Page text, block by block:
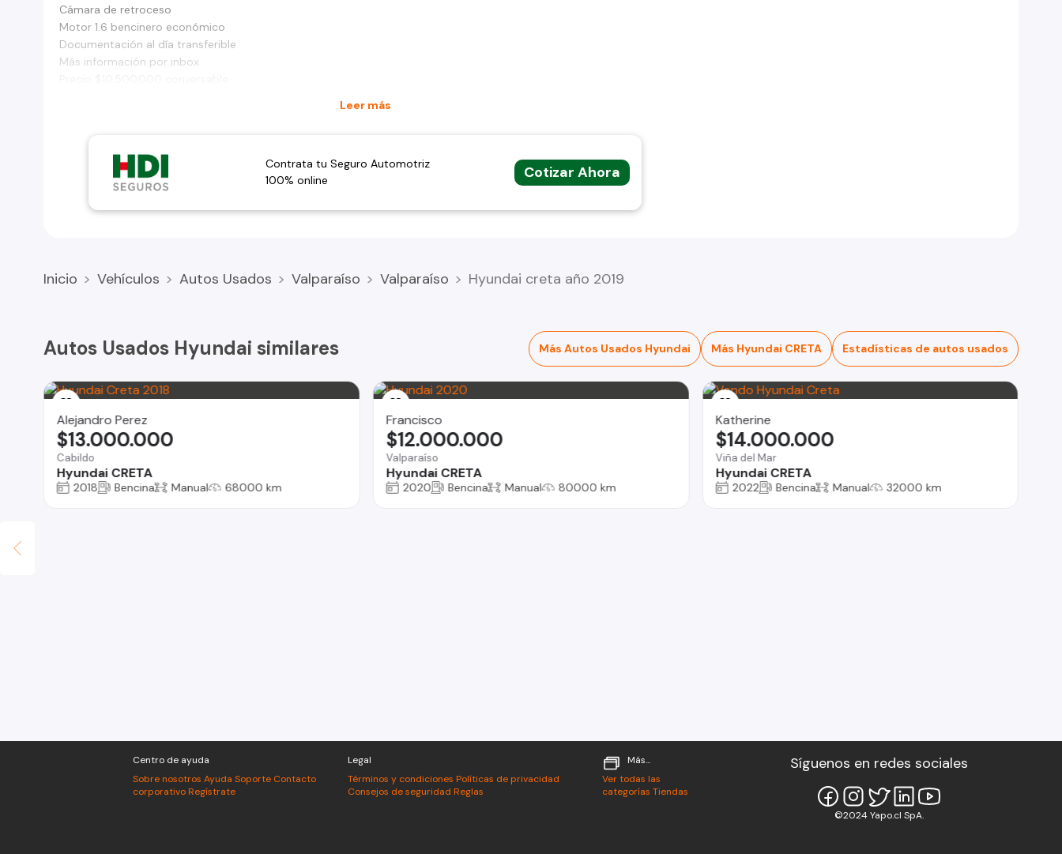
Cámara de retroceso
Motor 1.6 bencinero económico
Documentación al día transferible
Más información por inbox
Leer más
Contrata tu Seguro Automotriz
100% online
Cotizar Ahora
Inicio Vehículos Autos Usados Valparaíso Valparaíso Hyundai creta año 2019
Autos Usados Hyundai similares Más Autos Usados Hyundai Más Hyundai CRETA Estadísticas de autos usados
Alejandro Perez
Cabildo
Hyundai CRETA
$13.000.000
2018 Bencina Manual 68000 km
Francisco
Valparaíso
Hyundai CRETA
$12.000.000
2020 Bencina Manual 80000 km
Katherine
Viña del Mar
Hyundai CRETA
$14.000.000
2022 Bencina Manual 32000 km
Centro de ayuda
Sobre nosotros Ayuda Soporte Contacto
corporativo Regístrate
Legal
Términos y condiciones Políticas de privacidad
Consejos de seguridad Reglas
Más...
Ver todas las
categorías Tiendas
Síguenos en redes sociales
©2024 Yapo.cl SpA.